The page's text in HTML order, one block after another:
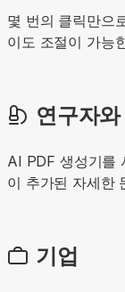
몇 번의 클릭만으
이도 조절이 가능
연구자
AI PDF 생성기를
이 추가된 자세한
기업